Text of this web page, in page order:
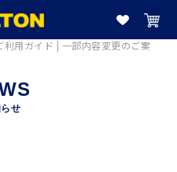
利用ガイド | 一部内容変更のご案
せ